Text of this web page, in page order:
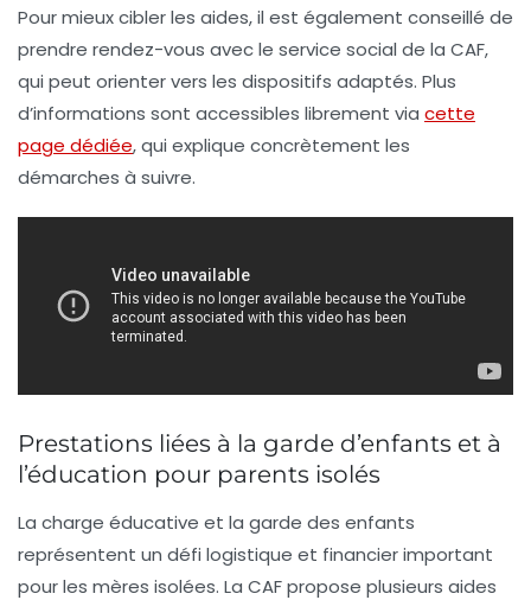
Pour mieux cibler les aides, il est également conseillé de
prendre rendez-vous avec le service social de la CAF,
qui peut orienter vers les dispositifs adaptés. Plus
d’informations sont accessibles librement via cette
page dédiée, qui explique concrètement les
démarches à suivre.
Prestations liées à la garde d’enfants et à
l’éducation pour parents isolés
La charge éducative et la garde des enfants
représentent un défi logistique et financier important
pour les mères isolées. La CAF propose plusieurs aides